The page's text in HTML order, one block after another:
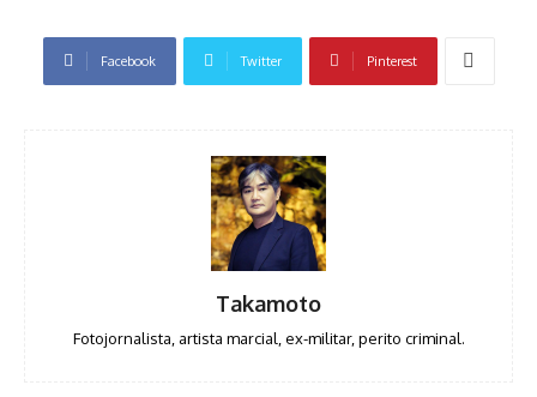
Facebook Twitter Pinterest
Takamoto
Fotojornalista, artista marcial, ex-militar, perito criminal.